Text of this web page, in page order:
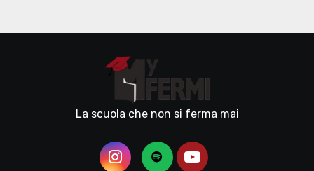
La scuola che non si ferma mai